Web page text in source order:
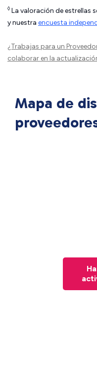
◊ La valoración de estrellas
y nuestra encuesta
¿Trabajas para un
colaborar en la
Mapa de